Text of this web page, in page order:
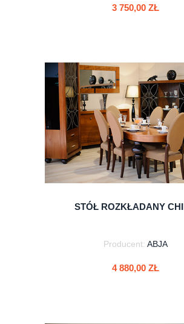
3 750,00 ZŁ
do koszyka
STÓŁ ROZKŁADANY
Producent: ABJA
4 880,00 ZŁ